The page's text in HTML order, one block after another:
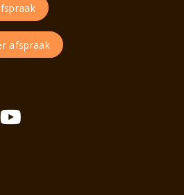
afspraak